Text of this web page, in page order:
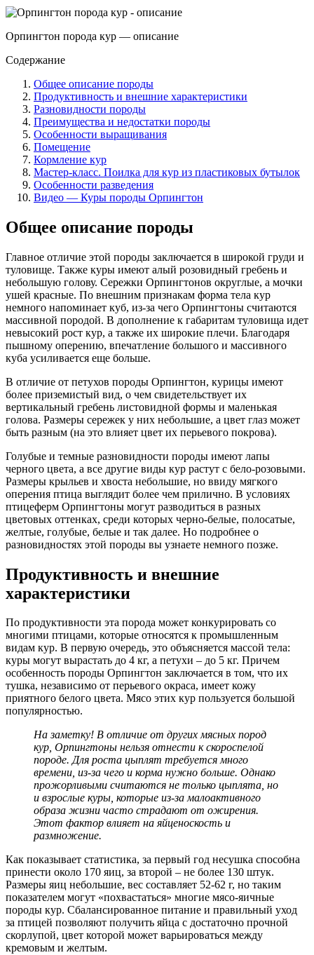
Орпингтон порода кур — описание
Содержание
Общее описание породы
Продуктивность и внешние характеристики
Разновидности породы
Преимущества и недостатки породы
Особенности выращивания
Помещение
Кормление кур
Мастер-класс. Поилка для кур из пластиковых бутылок
Особенности разведения
Видео — Куры породы Орпингтон
Общее описание породы
Главное отличие этой породы заключается в широкой груди и
туловище. Также куры имеют алый розовидный гребень и
небольшую голову. Сережки Орпингтонов округлые, а мочки
ушей красные. По внешним признакам форма тела кур
немного напоминает куб, из-за чего Орпингтоны считаются
массивной породой. В дополнение к габаритам туловища идет
невысокий рост кур, а также их широкие плечи. Благодаря
пышному оперению, впечатление большого и массивного
куба усиливается еще больше.
В отличие от петухов породы Орпингтон, курицы имеют
более приземистый вид, о чем свидетельствует их
вертикальный гребень листовидной формы и маленькая
голова. Размеры сережек у них небольшие, а цвет глаз может
быть разным (на это влияет цвет их перьевого покрова).
Голубые и темные разновидности породы имеют лапы
черного цвета, а все другие виды кур растут с бело-розовыми.
Размеры крыльев и хвоста небольшие, но ввиду мягкого
оперения птица выглядит более чем прилично. В условиях
птицеферм Орпингтоны могут разводиться в разных
цветовых оттенках, среди которых черно-белые, полосатые,
желтые, голубые, белые и так далее. Но подробнее о
разновидностях этой породы вы узнаете немного позже.
Продуктивность и внешние
характеристики
По продуктивности эта порода может конкурировать со
многими птицами, которые относятся к промышленным
видам кур. В первую очередь, это объясняется массой тела:
куры могут вырастать до 4 кг, а петухи – до 5 кг. Причем
особенность породы Орпингтон заключается в том, что их
тушка, независимо от перьевого окраса, имеет кожу
приятного белого цвета. Мясо этих кур пользуется большой
популярностью.
На заметку! В отличие от других мясных пород
кур, Орпингтоны нельзя отнести к скороспелой
породе. Для роста цыплят требуется много
времени, из-за чего и корма нужно больше. Однако
прожорливыми считаются не только цыплята, но
и взрослые куры, которые из-за малоактивного
образа жизни часто страдают от ожирения.
Этот фактор влияет на яйценоскость и
размножение.
Как показывает статистика, за первый год несушка способна
принести около 170 яиц, за второй – не более 130 штук.
Размеры яиц небольшие, вес составляет 52-62 г, но таким
показателем могут «похвастаться» многие мясо-яичные
породы кур. Сбалансированное питание и правильный уход
за птицей позволяют получить яйца с достаточно прочной
скорлупой, цвет которой может варьироваться между
кремовым и желтым.